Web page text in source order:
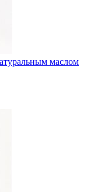
маслом